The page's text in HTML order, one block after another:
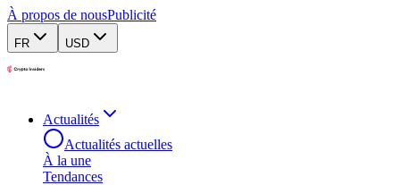
À propos de nousPublicité
FR USD
Actualités
Actualités actuelles
À la une
Tendances